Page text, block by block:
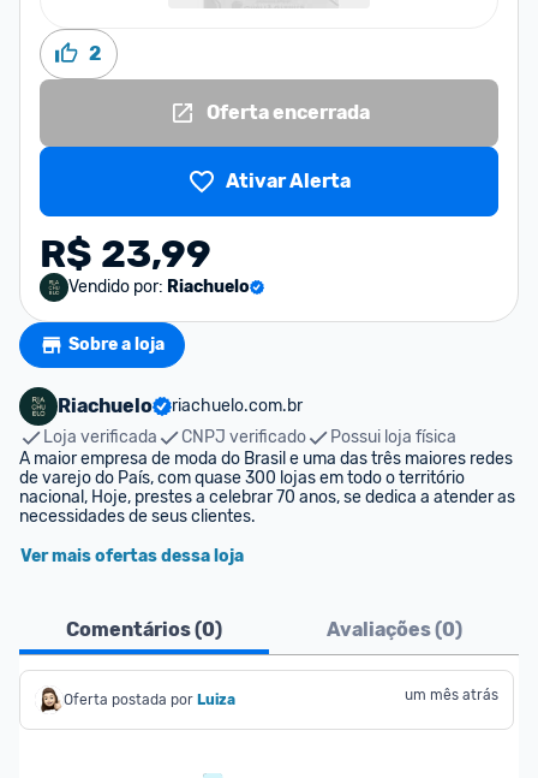
2
Oferta encerrada
Ativar Alerta
R$ 23,99
Vendido por: Riachuelo
Sobre a loja
Riachuelo
riachuelo.com.br
Loja verificada
CNPJ verificado
Possui loja física
A maior empresa de moda do Brasil e uma das três maiores redes
de varejo do País, com quase 300 lojas em todo o território
nacional, Hoje, prestes a celebrar 70 anos, se dedica a atender as
necessidades de seus clientes.
Ver mais ofertas dessa loja
Comentários (0) Avaliações (0)
Oferta postada por Luiza um mês atrás